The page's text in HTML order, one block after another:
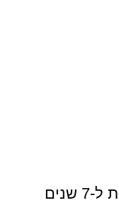
כוכב אורנוס בתאומים – תחזית ל-7 שנים